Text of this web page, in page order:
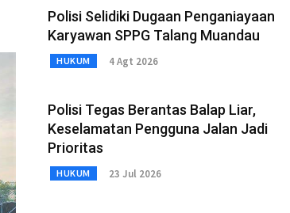
Polisi Selidiki Dugaan Penganiayaan
Karyawan SPPG Talang Muandau
HUKUM 4 Agt 2026
Polisi Tegas Berantas Balap Liar,
Keselamatan Pengguna Jalan Jadi
Prioritas
HUKUM 23 Jul 2026